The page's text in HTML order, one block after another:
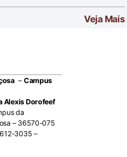
Veja Mais
– Campus
Alexis Dorofeef
da
– 36570-075
3035 –